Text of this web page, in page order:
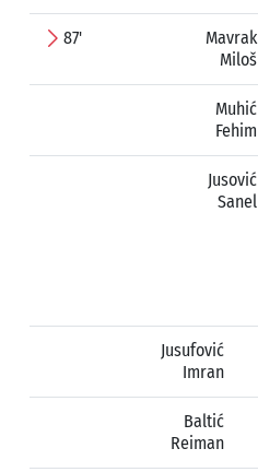
87'
Mavrak
Miloš
Muhić
Fehim
Jusović
Sanel
Jusufović
Imran
Baltić
Reiman